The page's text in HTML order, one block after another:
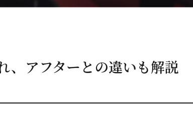
札幌・すすきの
、アフターとの違いも解説